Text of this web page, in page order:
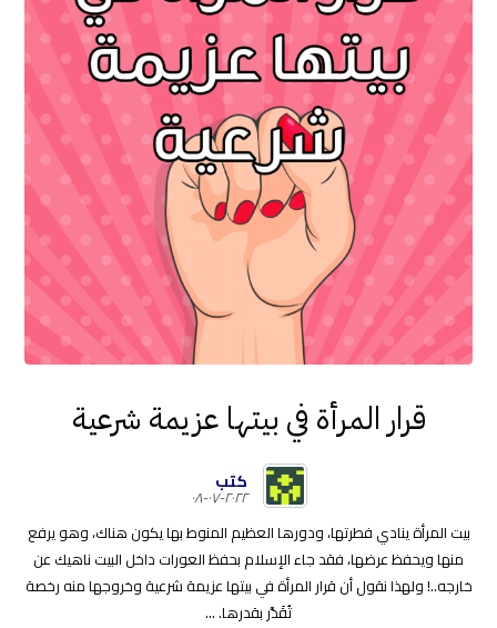
قرار المرأة في بيتها عزيمة شرعية
كتب
٢٠٢٢-٠٧-٠٨
بيت المرأة ينادي فطرتها، ودورها العظيم المنوط بها يكون هناك، وهو يرفع
منها ويحفظ عرضها، فقد جاء الإسلام بحفظ العورات داخل البيت ناهيك عن
خارجه..! ولهذا نقول أن قرار المرأة في بيتها عزيمة شرعية وخروجها منه رخصة
تُقَدَّر بقدرها. ...